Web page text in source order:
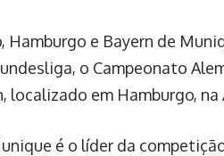
Hamburgo e Bayern de
o Campeonato
localizado em Hamburgo, na
é o líder da